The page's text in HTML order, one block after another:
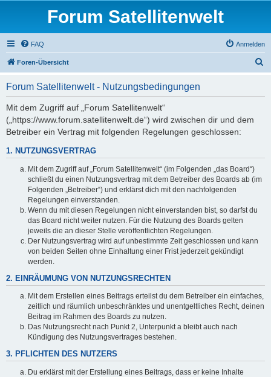
Forum Satellitenwelt
FAQ Anmelden
Foren-Übersicht
Forum Satellitenwelt - Nutzungsbedingungen
Mit dem Zugriff auf „Forum Satellitenwelt“
(„https://www.forum.satellitenwelt.de“) wird zwischen dir und dem
Betreiber ein Vertrag mit folgenden Regelungen geschlossen:
1. NUTZUNGSVERTRAG
Mit dem Zugriff auf „Forum Satellitenwelt“ (im Folgenden „das Board“)
schließt du einen Nutzungsvertrag mit dem Betreiber des Boards ab (im
Folgenden „Betreiber“) und erklärst dich mit den nachfolgenden
Regelungen einverstanden.
Wenn du mit diesen Regelungen nicht einverstanden bist, so darfst du
das Board nicht weiter nutzen. Für die Nutzung des Boards gelten
jeweils die an dieser Stelle veröffentlichten Regelungen.
Der Nutzungsvertrag wird auf unbestimmte Zeit geschlossen und kann
von beiden Seiten ohne Einhaltung einer Frist jederzeit gekündigt
werden.
2. EINRÄUMUNG VON NUTZUNGSRECHTEN
Mit dem Erstellen eines Beitrags erteilst du dem Betreiber ein einfaches,
zeitlich und räumlich unbeschränktes und unentgeltliches Recht, deinen
Beitrag im Rahmen des Boards zu nutzen.
Das Nutzungsrecht nach Punkt 2, Unterpunkt a bleibt auch nach
Kündigung des Nutzungsvertrages bestehen.
3. PFLICHTEN DES NUTZERS
Du erklärst mit der Erstellung eines Beitrags, dass er keine Inhalte